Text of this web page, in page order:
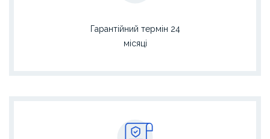
Гарантійний термін 24
місяці